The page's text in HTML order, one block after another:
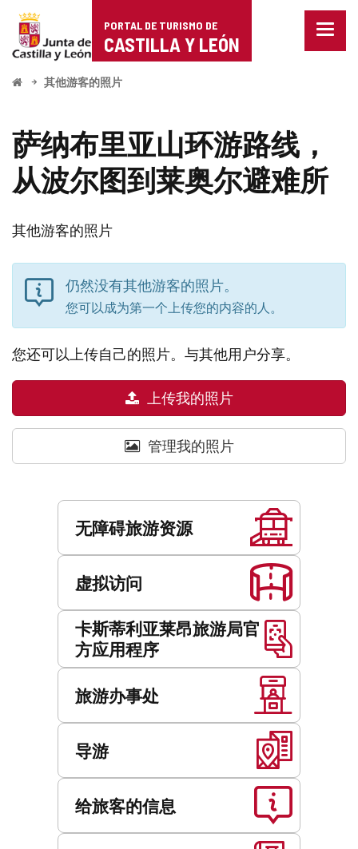
Portal
de
Turismo
Castilla
León
PORTAL DE TURISMO DE
CASTILLA Y LEÓN
菜
选
开
其他游客的照片
萨纳布里亚山环游路线，
从波尔图到莱奥尔避难所
其他游客的照片
仍然没有其他游客的照片。
您可以成为第一个上传您的内容的人。
您还可以上传自己的照片。与其他用户分享。
上传我的照片
管理我的照片
无障碍旅游资源
虚拟访问
卡斯蒂利亚莱昂旅游局官
方应用程序
旅游办事处
导游
给旅客的信息